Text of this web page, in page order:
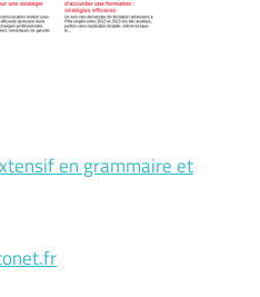
en grammaire et